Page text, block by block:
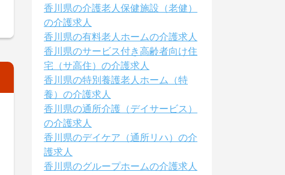
香川県の介護老人保健施設（老健）
の介護求人
香川県の有料老人ホームの介護求人
香川県のサービス付き高齢者向け住
宅（サ高住）の介護求人
香川県の特別養護老人ホーム（特
養）の介護求人
香川県の通所介護（デイサービス）
の介護求人
香川県のデイケア（通所リハ）の介
護求人
香川県のグループホームの介護求人